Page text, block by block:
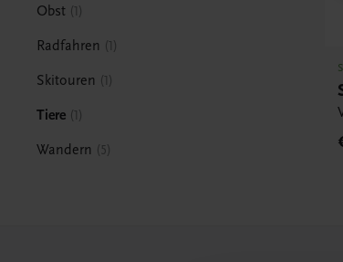
Obst 1
Radfahren 1
Skitouren 1
Tiere 1
Wandern 5